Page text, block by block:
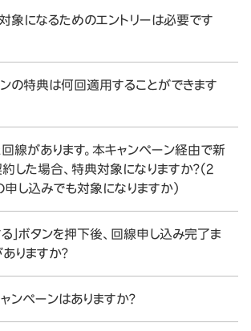
象になるためのエントリーは必要です
の特典は何回適用することができます
線があります。本キャンペーン経由で新
した場合、特典対象になりますか？（2
し込みでも対象になりますか）
る」ボタンを押下後、回線申し込み完了ま
りますか？
ンペーンはありますか？